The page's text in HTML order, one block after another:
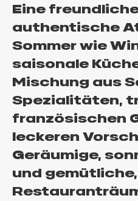
Eine
authentische
Sommer wie
saisonale
Mischung aus
Spezialitäten,
französischen
leckeren
Geräumige,
und